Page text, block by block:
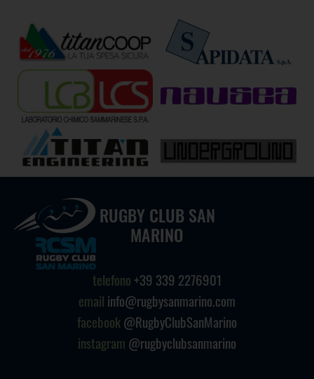
RUGBY CLUB SAN
MARINO
telefono+39 339 2276901
email info@rugbysanmarino.com
facebook@RugbyClubSanMarino
instagram @rugbyclubsanmarino